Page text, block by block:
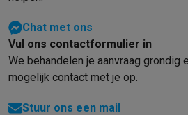
Chat met ons
Vul ons contactformulier in
We behandelen je aanvraag grondig
mogelijk contact met je op.
Stuur ons een mail